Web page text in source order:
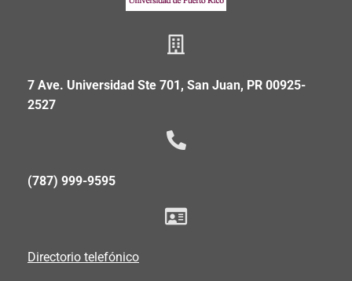
7 Ave. Universidad Ste 701, San Juan, PR 00925-
2527
(787) 999-9595
Directorio telefónico